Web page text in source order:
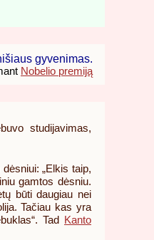
gyvenimas.
Nobelio premiją
studijavimas,
„Elkis taip,
gamtos dėsniu.
būti daugiau nei
Tačiau kas yra
Tad Kanto